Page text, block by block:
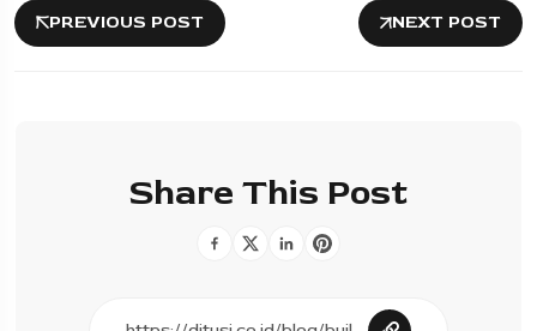
PREVIOUS POST NEXT POST
Share This Post